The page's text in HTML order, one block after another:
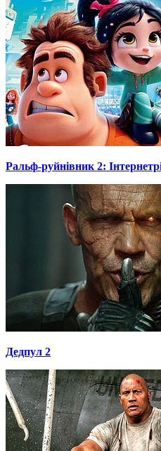
Ральф-руйнівник 2:
Дедпул 2